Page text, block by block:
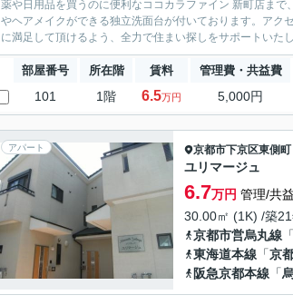
薬や日用品を買うのに便利なココカラファイン 新町店ま
やヘアメイクができる独立洗面台が付いております。アク
に満足して頂けるよう、全力で住まい探しをサポートいた
部屋番号 所在階 賃料 管理費・共益費
101 1階 6.5万円 5,000円
アパート 京都市下京区東側町
ユリマージュ
6.7万円 管理/共
30.00㎡ (1K) /築
京都市営烏丸線 「
東海道本線 「京
阪急京都本線 「